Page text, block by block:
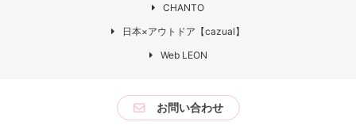
CHANTO
日本×アウトドア【cazual】
Web LEON
お問い合わせ